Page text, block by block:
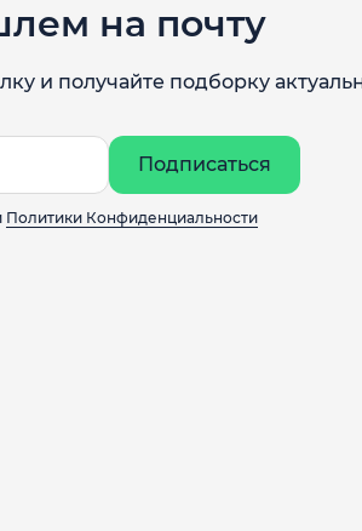
на почту
и получайте подборку
Подписаться
Политики Конфиденциальности